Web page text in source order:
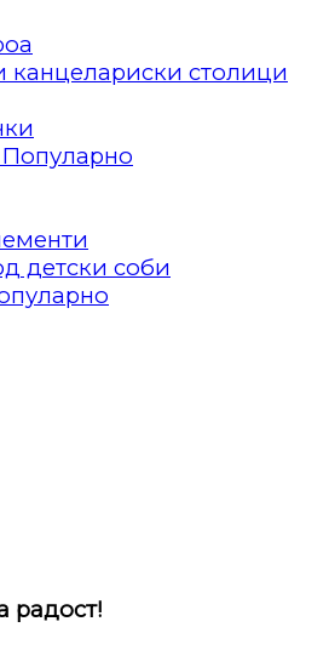
канцелариски столици
детски соби
радост!